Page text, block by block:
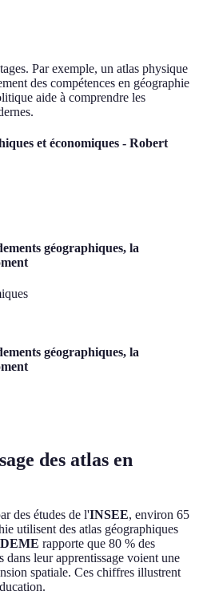
Par exemple, un atlas physique
des compétences en géographie
aide à comprendre les
et économiques - Robert
géographiques, la
géographiques, la
des atlas en
des études de l'INSEE, environ 65
utilisent des atlas géographiques
rapporte que 80 % des
dans leur apprentissage voient une
spatiale. Ces chiffres illustrent